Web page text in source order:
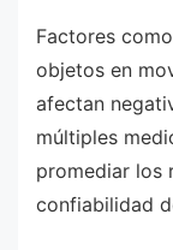
Factores
objetos en
afectan
múltiples
promediar los
confiabilidad